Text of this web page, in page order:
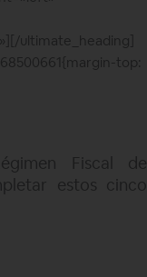
ultimate_heading]
top:
Fiscal de
estos cinco